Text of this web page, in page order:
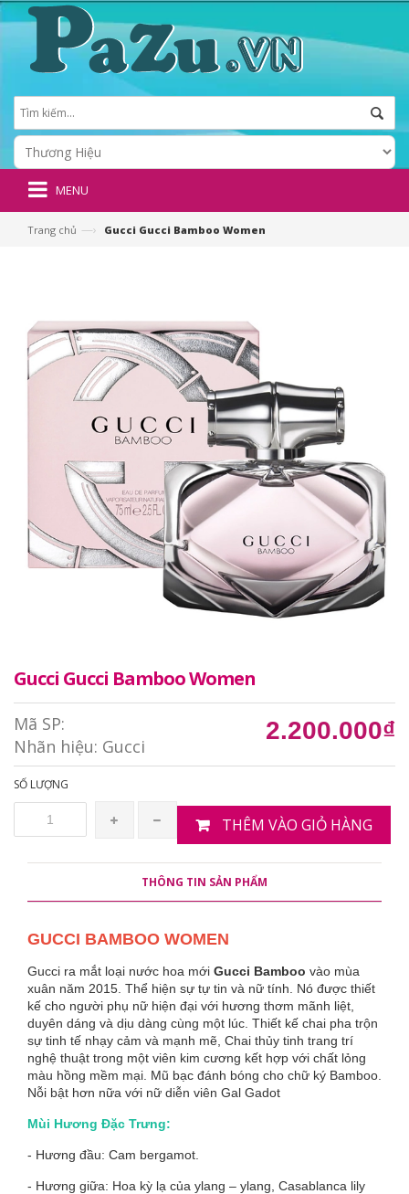
MENU
Trang chủ —› Gucci Gucci Bamboo Women
Gucci Gucci Bamboo Women
Mã SP:
Nhãn hiệu: Gucci
2.200.000₫
SỐ LƯỢNG
THÊM VÀO GIỎ HÀNG
THÔNG TIN SẢN PHẨM
GUCCI BAMBOO WOMEN
Gucci ra mắt loại nước hoa mới Gucci Bamboo vào mùa
xuân năm 2015. Thể hiện sự tự tin và nữ tính. Nó được thiết
kế cho người phụ nữ hiện đại với hương thơm mãnh liệt,
duyên dáng và dịu dàng cùng một lúc. Thiết kế chai pha trộn
sự tinh tế nhạy cảm và mạnh mẽ, Chai thủy tinh trang trí
nghệ thuật trong một viên kim cương kết hợp với chất lỏng
màu hồng mềm mại. Mũ bạc đánh bóng cho chữ ký Bamboo.
Nỗi bật hơn nữa với nữ diễn viên Gal Gadot
Mùi Hương Đặc Trưng:
- Hương đầu: Cam bergamot.
- Hương giữa: Hoa kỳ lạ của ylang – ylang, Casablanca lily